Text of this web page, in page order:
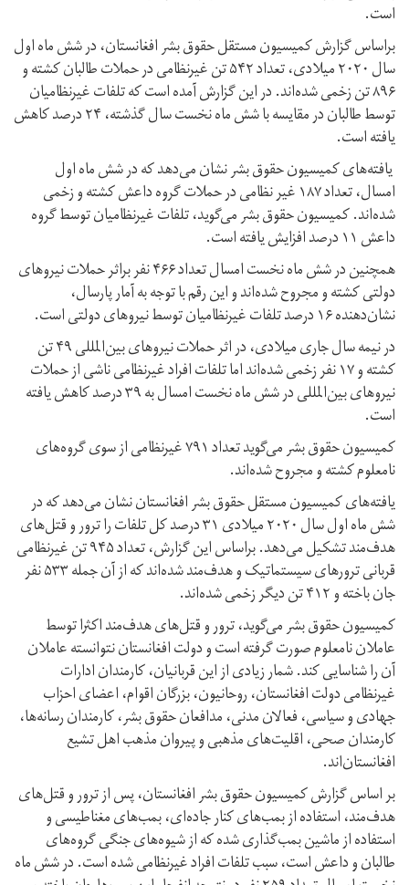
است.
براساس گزارش کمیسیون مستقل حقوق بشر افغانستان، در شش ماه اول
سال ۲۰۲۰ میلادی، تعداد ۵۴۲ تن غیرنظامی در حملات طالبان کشته و
۸۹۶ تن زخمی شده‌اند. در این گزارش آمده است که تلفات غیرنظامیان
توسط طالبان در مقایسه با شش ماه نخست سال گذشته، ۲۴ درصد کاهش
یافته است.
یافته‌های کمیسیون حقوق بشر نشان می‌‌دهد که در شش ماه اول
امسال، تعداد ۱۸۷ غیر نظامی در حملات گروه داعش کشته و زخمی
شده‌اند‌. کمیسیون حقوق بشر می‌گوید، تلفات غیرنظامیان توسط گروه
داعش‌ ۱۱ درصد افزایش یافته است.
همچنین در شش ماه نخست امسال تعداد ۴۶۶ نفر براثر حملات نیروهای
دولتی کشته و مجروح شده‌اند و این رقم با توجه به آمار پارسال،
نشان‌دهنده ۱۶ درصد تلفات غیرنظامیان توسط نیروهای دولتی است.
در نیمه سال جاری میلادی، در اثر حملات نیروهای بین‌المللی‌ ۴۹ تن
کشته و ۱۷ نفر زخمی شده‌اند اما تلفات افراد غیرنظامی ناشی از حملات
نیروهای بین‌المللی‌ در شش ماه نخست امسال به ۳۹ درصد کاهش یافته
است.
کمیسیون حقوق بشر می‌گوید تعداد‌ ۷۹۱ غیرنظامی از سوی گروه‌های
نامعلوم‌ کشته و مجروح شده‌اند.
یافته‌های کمیسیون مستقل حقوق بشر افغانستان نشان می‌دهد که در
شش ماه اول سال ۲۰۲۰ میلادی‌ ۳۱ درصد کل تلفات را ترور و قتل‌های
هدف‌مند تشکیل می‌دهد. براساس این گزارش، تعداد ۹۴۵ تن غیرنظامی
قربانی ترورهای سیستماتیک و هدف‌مند شده‌اند‌ که از آن جمله ۵۳۳ نفر
جان‌ باخته و ۴۱۲ تن دیگر زخمی شده‌اند.
کمیسیون حقوق بشر می‌گوید،‌ ترور و قتل‌­های هدف‌مند اکثرا توسط
عاملان نامعلوم صورت گرفته است و دولت افغانستان نتوانسته عاملان
آن را شناسایی کند. شمار زیادی از این قربانیان، کارمندان ادارات
غیرنظامی دولت افغانستان، روحانیون، بزرگان اقوام، اعضای احزاب
جهادی و سیاسی، فعالان مدنی، مدافعان حقوق بشر، کارمندان رسانه‌ها،
کارمندان صحی، اقلیت‌های مذهبی و پیروان مذهب اهل تشیع
افغانستان‌اند.
بر اساس گزارش کمیسیون حقوق بشر افغانستان، پس از ترور و قتل‌های
هدف‌مند، استفاده از بمب‌های کنار جاده‌ای، بمب‌های مغناطیسی و
استفاده از ماشین بمب‌گذاری شده که از شیوه‌های جنگی گروه‌های
طالبان و داعش است، سبب تلفات افراد غیرنظامی شده است. در شش ماه